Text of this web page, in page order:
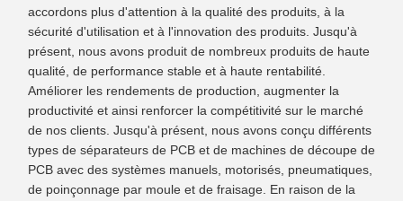
accordons plus d'attention à la qualité des produits, à la
sécurité d'utilisation et à l'innovation des produits. Jusqu'à
présent, nous avons produit de nombreux produits de haute
qualité, de performance stable et à haute rentabilité.
Améliorer les rendements de production, augmenter la
productivité et ainsi renforcer la compétitivité sur le marché
de nos clients. Jusqu'à présent, nous avons conçu différents
types de séparateurs de PCB et de machines de découpe de
PCB avec des systèmes manuels, motorisés, pneumatiques,
de poinçonnage par moule et de fraisage. En raison de la